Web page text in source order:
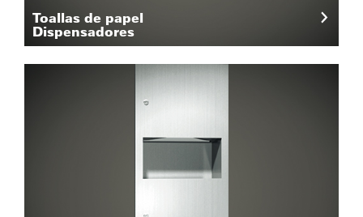
Toallas de papel
Dispensadores